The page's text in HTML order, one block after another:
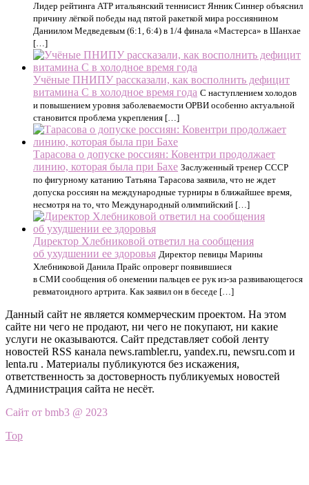
Лидер рейтинга ATP итальянский теннисист Янник Синнер объяснил
причину лёгкой победы над пятой ракеткой мира россиянином
Даниилом Медведевым (6:1, 6:4) в 1/4 финала «Мастерса» в Шанхае
[…]
Учёные ПНИПУ рассказали, как восполнить дефицит
витамина C в холодное время года С наступлением холодов
и повышением уровня заболеваемости ОРВИ особенно актуальной
становится проблема укрепления […]
Тарасова о допуске россиян: Ковентри продолжает
линию, которая была при Бахе Заслуженный тренер СССР
по фигурному катанию Татьяна Тарасова заявила, что не ждет
допуска россиян на международные турниры в ближайшее время,
несмотря на то, что Международный олимпийский […]
Директор Хлебниковой ответил на сообщения
об ухудшении ее здоровья Директор певицы Марины
Хлебниковой Данила Прайс опроверг появившиеся
в СМИ сообщения об онемении пальцев ее рук из-за развивающегося
ревматоидного артрита. Как заявил он в беседе […]
Данный сайт не является коммерческим проектом. На этом
сайте ни чего не продают, ни чего не покупают, ни какие
услуги не оказываются. Сайт представляет собой ленту
новостей RSS канала news.rambler.ru, yandex.ru, newsru.com и
lenta.ru . Материалы публикуются без искажения,
ответственность за достоверность публикуемых новостей
Администрация сайта не несёт.
Сайт от bmb3 @ 2023
Top